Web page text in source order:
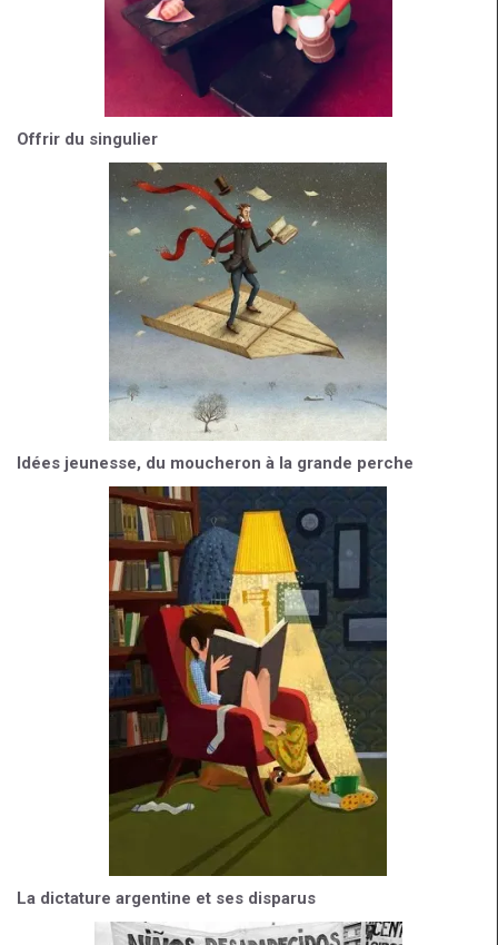
Offrir du singulier
Idées jeunesse, du moucheron à la grande perche
La dictature argentine et ses disparus